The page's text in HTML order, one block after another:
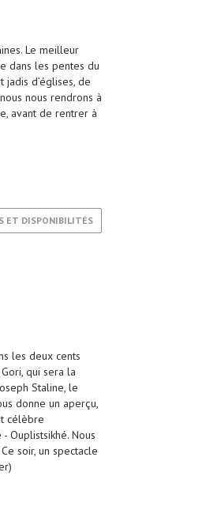
Le meilleur
dans les pentes du
d’églises, de
nous rendrons à
avant de rentrer à
ET DISPONIBILITÉS
les deux cents
qui sera la
Staline, le
donne un aperçu,
célèbre
Ouplistsikhé. Nous
soir, un spectacle